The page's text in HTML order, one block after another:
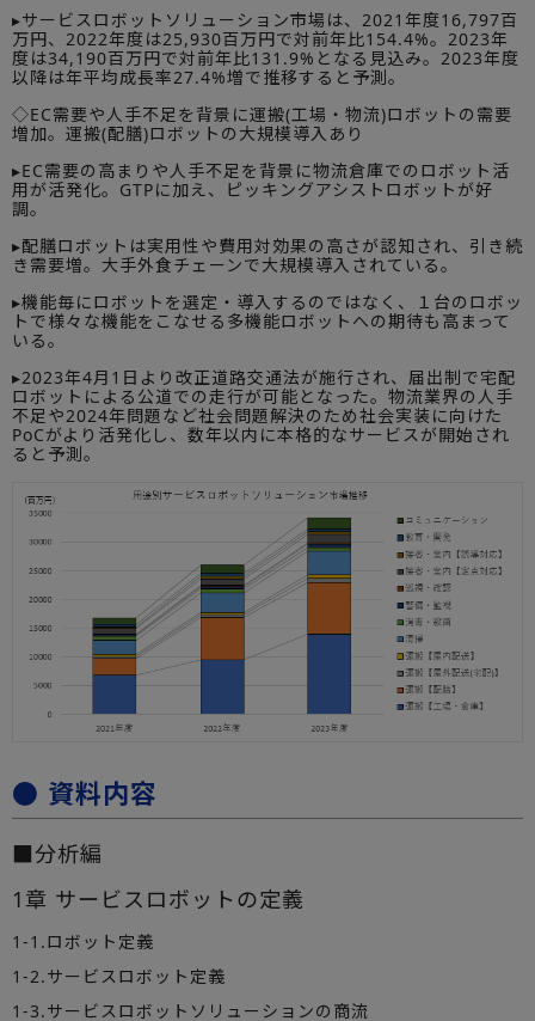
▸サービスロボットソリューション市場は、2021年度16,797百
万円、2022年度は25,930百万円で対前年比154.4%。2023年
度は34,190百万円で対前年比131.9%となる見込み。2023年度
以降は年平均成長率27.4%増で推移すると予測。
◇EC需要や人手不足を背景に運搬(工場・物流)ロボットの需要
増加。運搬(配膳)ロボットの大規模導入あり
▸EC需要の高まりや人手不足を背景に物流倉庫でのロボット活
用が活発化。GTPに加え、ピッキングアシストロボットが好
調。
▸配膳ロボットは実用性や費用対効果の高さが認知され、引き続
き需要増。大手外食チェーンで大規模導入されている。
▸機能毎にロボットを選定・導入するのではなく、１台のロボッ
トで様々な機能をこなせる多機能ロボットへの期待も高まって
いる。
▸2023年4月1日より改正道路交通法が施行され、届出制で宅配
ロボットによる公道での走行が可能となった。物流業界の人手
不足や2024年問題など社会問題解決のため社会実装に向けた
PoCがより活発化し、数年以内に本格的なサービスが開始され
ると予測。
● 資料内容
■分析編
1章 サービスロボットの定義
1-1.ロボット定義
1-2.サービスロボット定義
1-3.サービスロボットソリューションの商流